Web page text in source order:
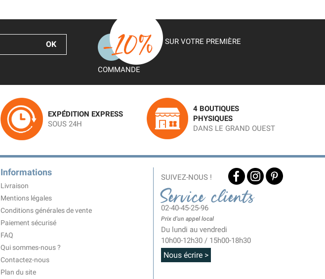
SUR VOTRE PREMIÈRE
COMMANDE
EXPÉDITION EXPRESS
SOUS 24H
4 BOUTIQUES
PHYSIQUES
DANS LE GRAND OUEST
Informations
Livraison
Mentions légales
Conditions générales de vente
Paiement sécurisé
FAQ
Qui sommes-nous ?
Contactez-nous
Plan du site
SUIVEZ-NOUS !
Service clients
02-40-45-25-96
Prix d'un appel local
Du lundi au vendredi
10h00-12h30 / 15h00-18h30
Nous écrire >